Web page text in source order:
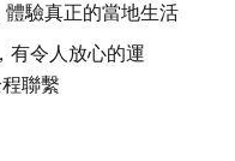
驗真正的當地生活
有令人放心的運
聯繫